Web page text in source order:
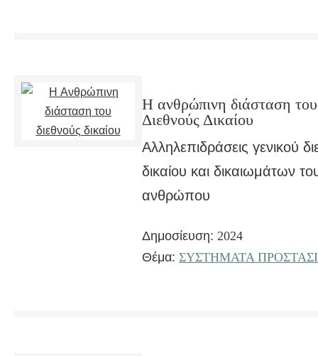
Η ανθρώπινη διάσταση του
Διεθνούς Δικαίου
Αλληλεπιδράσεις γενικού
δικαίου και δικαιωμάτων
ανθρώπου
Δημοσίευση: 2024
Θέμα: ΣΥΣΤΗΜΑΤΑ